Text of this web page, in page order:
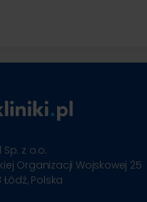
Sp. z o.o.
Organizacji Wojskowej 25
Łódź, Polska